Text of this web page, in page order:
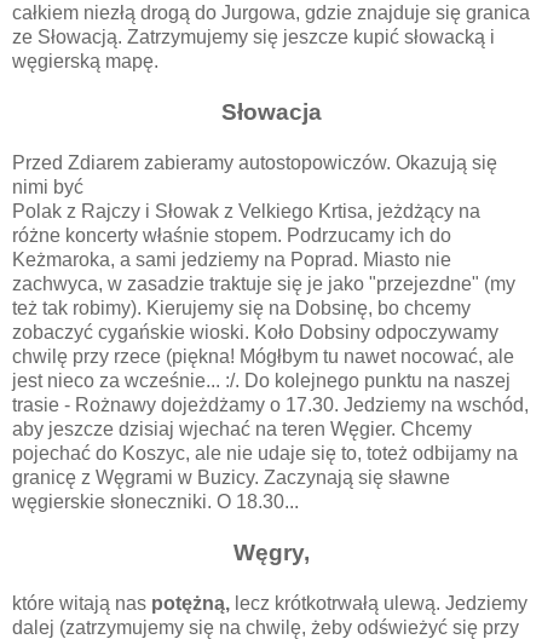
całkiem niezłą drogą do Jurgowa, gdzie znajduje się granica
ze Słowacją. Zatrzymujemy się jeszcze kupić słowacką i
węgierską mapę.
Słowacja
Przed Zdiarem zabieramy autostopowiczów. Okazują się
nimi być
Polak z Rajczy i Słowak z Velkiego Krtisa, jeżdżący na
różne koncerty właśnie stopem. Podrzucamy ich do
Keżmaroka, a sami jedziemy na Poprad. Miasto nie
zachwyca, w zasadzie traktuje się je jako "przejezdne" (my
też tak robimy). Kierujemy się na Dobsinę, bo chcemy
zobaczyć cygańskie wioski. Koło Dobsiny odpoczywamy
chwilę przy rzece (piękna! Mógłbym tu nawet nocować, ale
jest nieco za wcześnie... :/. Do kolejnego punktu na naszej
trasie - Rożnawy dojeżdżamy o 17.30. Jedziemy na wschód,
aby jeszcze dzisiaj wjechać na teren Węgier. Chcemy
pojechać do Koszyc, ale nie udaje się to, toteż odbijamy na
granicę z Węgrami w Buzicy. Zaczynają się sławne
węgierskie słoneczniki. O 18.30...
Węgry,
które witają nas potężną, lecz krótkotrwałą ulewą. Jedziemy
dalej (zatrzymujemy się na chwilę, żeby odświeżyć się przy